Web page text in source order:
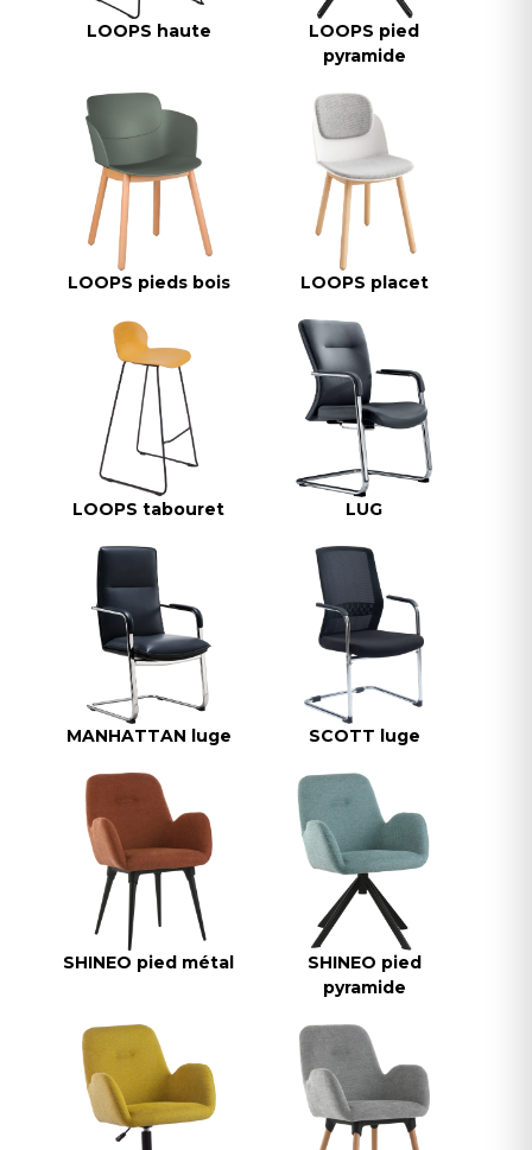
LOOPS haute
LOOPS pied
pyramide
LOOPS pieds bois LOOPS placet
LOOPS tabouret LUG
MANHATTAN luge SCOTT luge
SHINEO pied métal
SHINEO pied
pyramide